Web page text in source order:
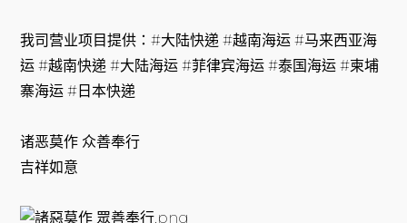
我司营业项目提供：#大陆快递 #越南海运 #马来西亚海
运 #越南快递 #大陆海运 #菲律宾海运 #泰国海运 #柬埔
寨海运 #日本快递
诸恶莫作 众善奉行
吉祥如意